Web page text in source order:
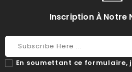
Inscription À Notre
En soumettant ce formulaire,